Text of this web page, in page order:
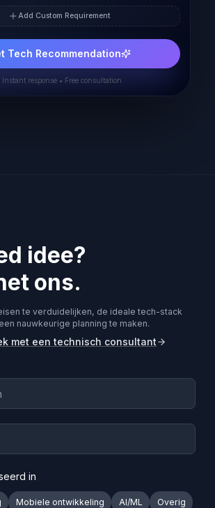
Add Custom Requirement
Tech Recommendation
Instant response • Free consultation
idee?
ons.
te verduidelijken, de ideale tech-stack
nauwkeurige planning te maken.
met een technisch consultant
in
Mobiele ontwikkeling AI/ML Overig